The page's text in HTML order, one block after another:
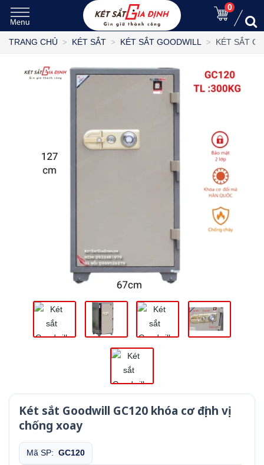
0
TRANG CHỦ KÉT SẮT KÉT SẮT GOODWILL KÉT SẮT
Két sắt Goodwill GC120 khóa cơ định vị
chống xoay
Mã SP: GC120